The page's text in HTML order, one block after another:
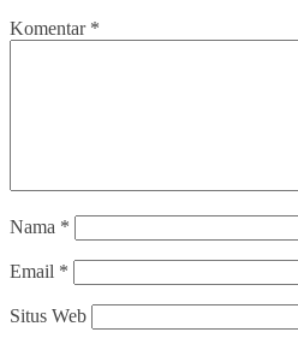
Komentar *
Nama *
Email *
Situs Web